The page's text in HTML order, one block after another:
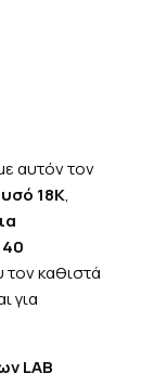
αυτόν τον
18K,
τον καθιστά
για
LAB